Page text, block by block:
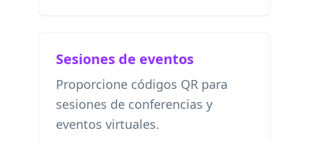
Sesiones de eventos
Proporcione códigos QR para
sesiones de conferencias y
eventos virtuales.